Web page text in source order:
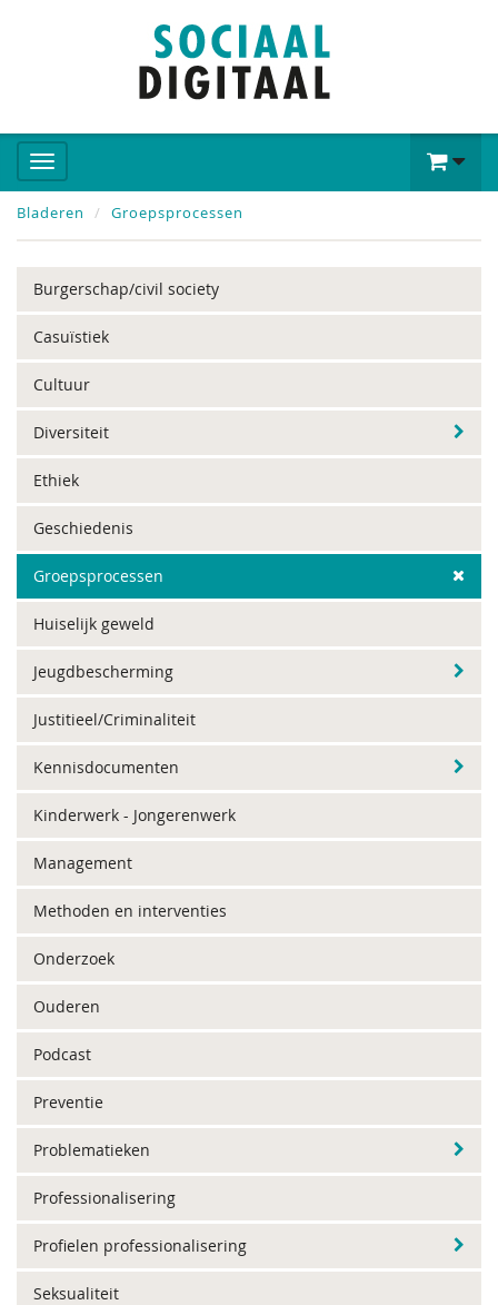
Bladeren Groepsprocessen
Burgerschap/civil society
Casuïstiek
Cultuur
Diversiteit
Ethiek
Geschiedenis
Groepsprocessen
Huiselijk geweld
Jeugdbescherming
Justitieel/Criminaliteit
Kennisdocumenten
Kinderwerk - Jongerenwerk
Management
Methoden en interventies
Onderzoek
Ouderen
Podcast
Preventie
Problematieken
Professionalisering
Profielen professionalisering
Seksualiteit